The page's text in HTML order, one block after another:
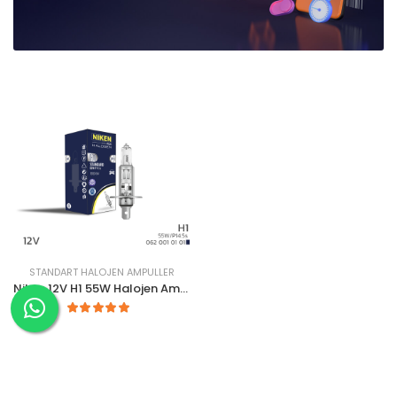
STANDART HALOJEN AMPULLER
Niken 12V H1 55W Halojen Ampul P14.5S